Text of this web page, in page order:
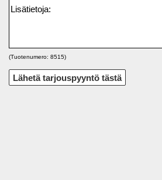
(Tuotenumero: 8515)